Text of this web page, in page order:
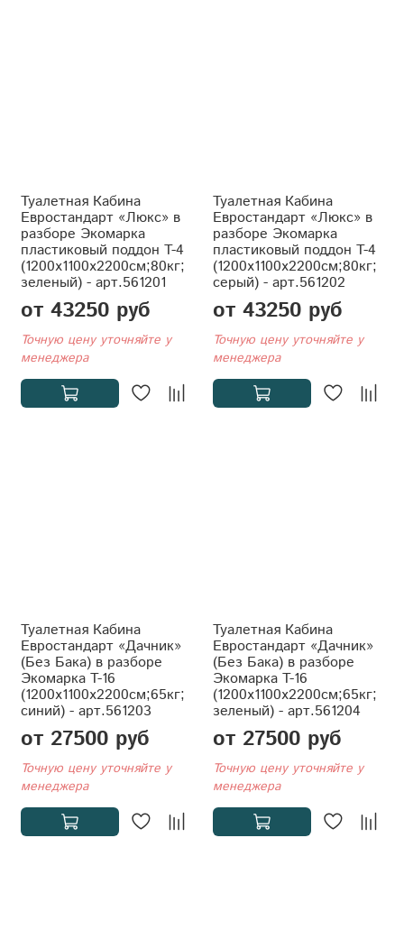
Туалетная Кабина
Евростандарт «Люкс» в
разборе Экомарка
пластиковый поддон T-4
(1200x1100x2200см;80кг;
зеленый) - арт.561201
от 43250 руб
Точную цену уточняйте у
менеджера
Туалетная Кабина
Евростандарт «Люкс» в
разборе Экомарка
пластиковый поддон T-4
(1200x1100x2200см;80кг;
серый) - арт.561202
от 43250 руб
Точную цену уточняйте у
менеджера
Туалетная Кабина
Евростандарт «Дачник»
(Без Бака) в разборе
Экомарка T-16
(1200x1100x2200см;65кг;
синий) - арт.561203
от 27500 руб
Точную цену уточняйте у
менеджера
Туалетная Кабина
Евростандарт «Дачник»
(Без Бака) в разборе
Экомарка T-16
(1200x1100x2200см;65кг;
зеленый) - арт.561204
от 27500 руб
Точную цену уточняйте у
менеджера